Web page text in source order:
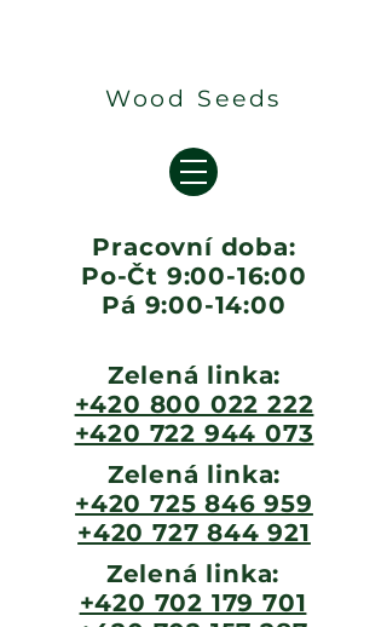
Wood Seeds
Zelená linka:
+420 702 179 701
Pracovní doba:
Po-Čt 9:00-16:00
Pá 9:00-14:00
Zelená linka:
+420 725 846 959
+420 727 844 921
Zelená linka:
+420 800 022 222
+420 722 944 073